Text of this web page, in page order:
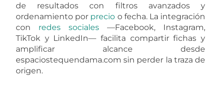
de resultados con filtros avanzados y
ordenamiento por precio o fecha. La integración
con redes sociales —Facebook, Instagram,
TikTok y LinkedIn— facilita compartir fichas y
amplificar alcance desde
espaciostequendama.com sin perder la traza de
origen.